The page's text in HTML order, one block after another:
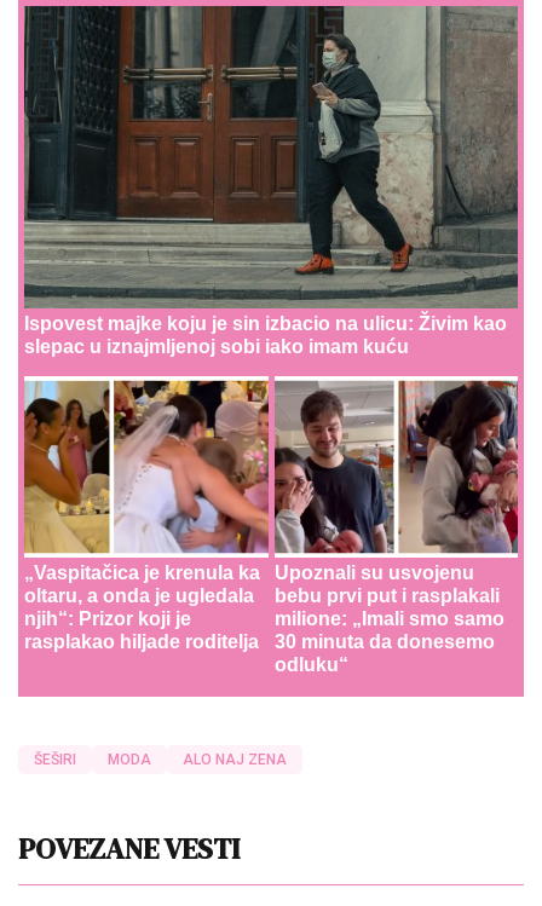
Ispovest majke koju je sin izbacio na ulicu: Živim kao
slepac u iznajmljenoj sobi iako imam kuću
„Vaspitačica je krenula ka
oltaru, a onda je ugledala
njih“: Prizor koji je
rasplakao hiljade roditelja
Upoznali su usvojenu
bebu prvi put i rasplakali
milione: „Imali smo samo
30 minuta da donesemo
odluku“
ŠEŠIRI MODA ALO NAJ ZENA
POVEZANE VESTI